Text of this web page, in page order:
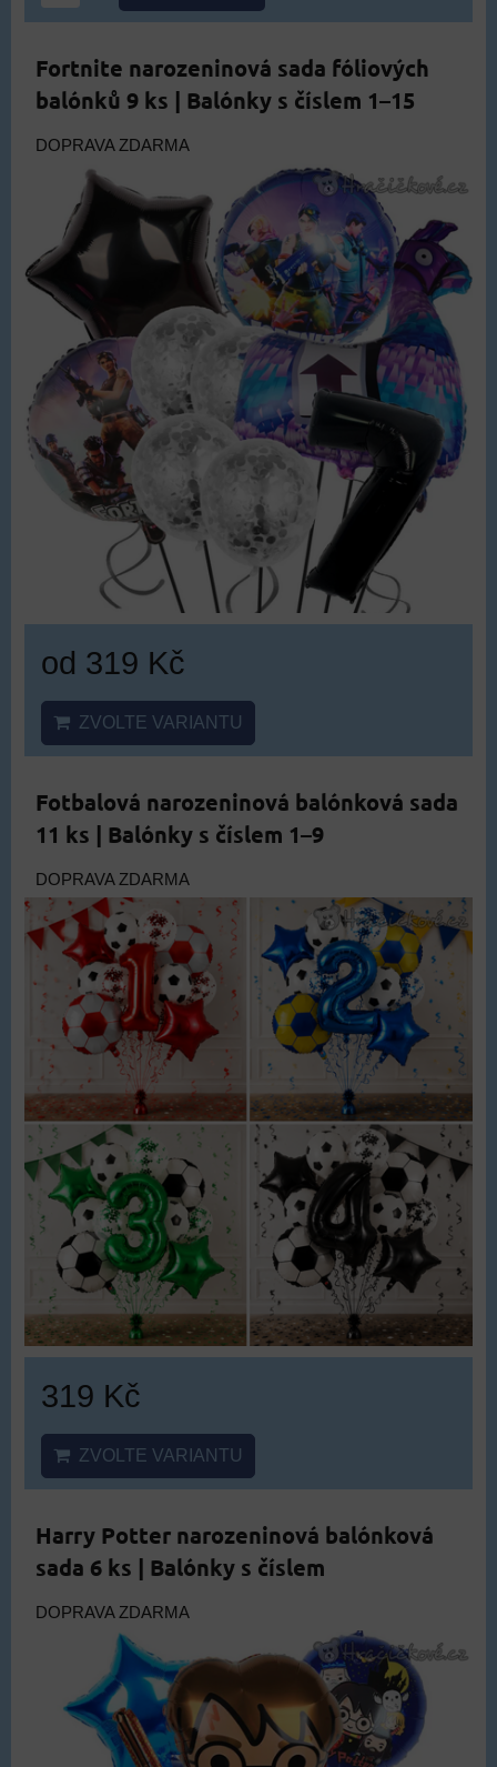
Fortnite narozeninová sada fóliových
balónků 9 ks | Balónky s číslem 1–15
DOPRAVA ZDARMA
od 319 Kč
ZVOLTE VARIANTU
Fotbalová narozeninová balónková sada
11 ks | Balónky s číslem 1–9
DOPRAVA ZDARMA
319 Kč
ZVOLTE VARIANTU
Harry Potter narozeninová balónková
sada 6 ks | Balónky s číslem
DOPRAVA ZDARMA